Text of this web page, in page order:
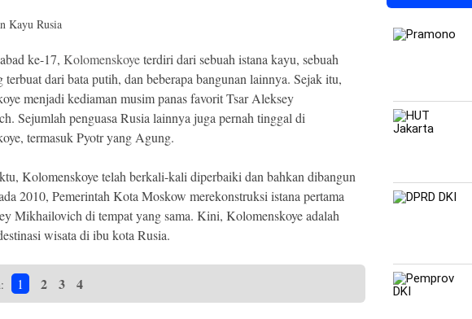
ke-17, Kolomenskoyeterdiri dari sebuah istana kayu, sebuah
terbuat dari bata putih, dan beberapa bangunan lainnya. Sejak itu,
menjadi kediaman musim panas favorit Tsar Aleksey
Sejumlah penguasa Rusia lainnya juga pernah tinggal di
termasuk Pyotr yang Agung.
Kolomenskoye telah berkali-kali diperbaiki dan bahkan dibangun
2010, Pemerintah Kota Moskow merekonstruksi istana pertama
Mikhailovich di tempat yang sama. Kini, Kolomenskoye adalah
wisata di ibu kota Rusia.
1 2 3 4